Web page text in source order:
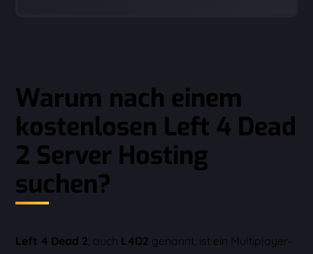
Warum nach einem
kostenlosen Left 4 Dead
2 Server Hosting
suchen?
Left 4 Dead 2, auch L4D2 genannt, ist ein Multiplayer-